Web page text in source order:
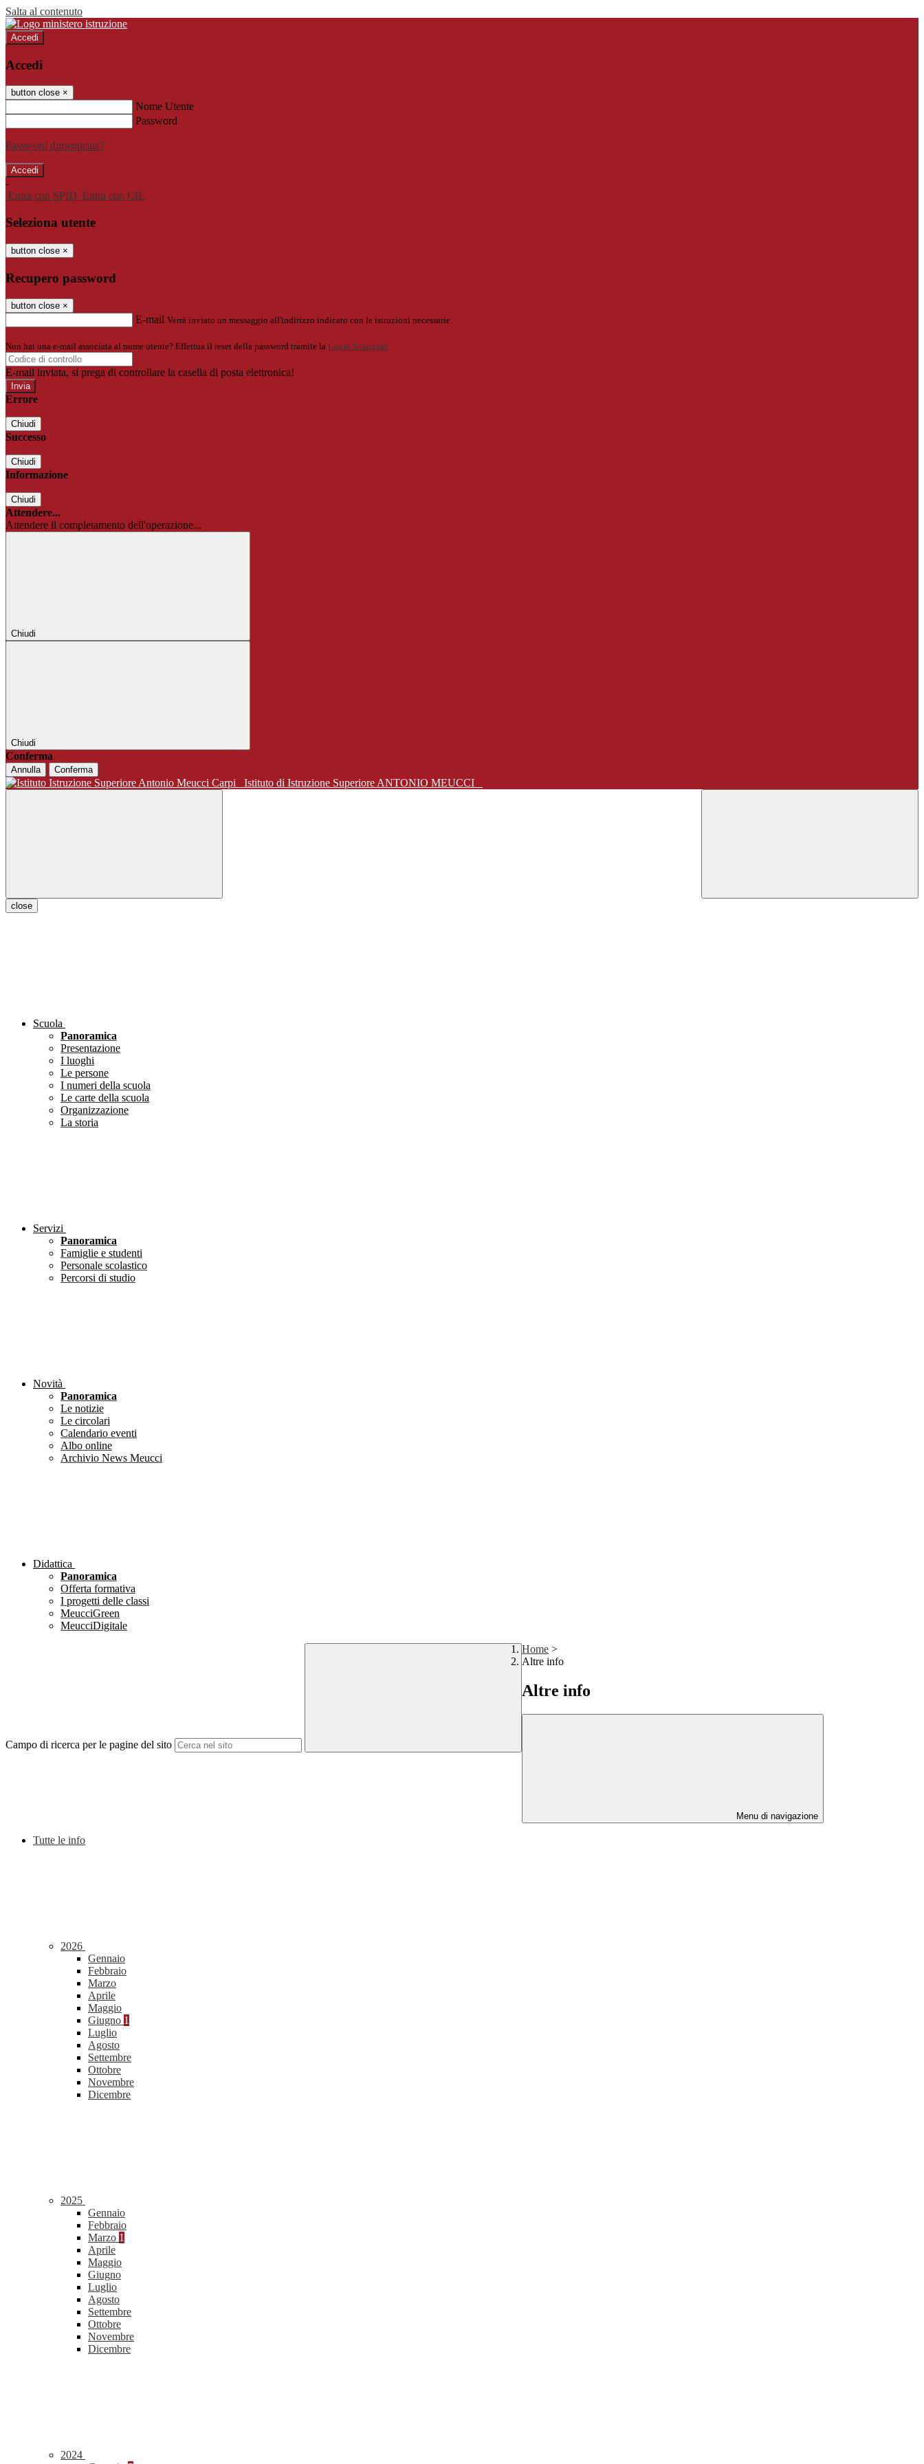
Salta al contenuto
Accedi
Accedi
button close ×
Nome Utente
Password
Password dimenticata?
-
Entra con SPID Entra con CIE
Seleziona utente
button close ×
Recupero password
button close ×
E-mail Verrà inviato un messaggio all'indirizzo indicato con le istruzioni necessarie.
Non hai una e-mail associata al nome utente? Effettua il reset della password tramite la Login Spaggiari
E-mail inviata, si prega di controllare la casella di posta elettronica!
Errore
Chiudi
Successo
Chiudi
Informazione
Chiudi
Attendere...
Attendere il completamento dell'operazione...
Chiudi
Chiudi
Conferma
Annulla Conferma
Istituto di Istruzione Superiore ANTONIO MEUCCI
close
Scuola
Panoramica
Presentazione
I luoghi
Le persone
I numeri della scuola
Le carte della scuola
Organizzazione
La storia
Servizi
Panoramica
Famiglie e studenti
Personale scolastico
Percorsi di studio
Novità
Panoramica
Le notizie
Le circolari
Calendario eventi
Albo online
Archivio News Meucci
Didattica
Panoramica
Offerta formativa
I progetti delle classi
MeucciGreen
MeucciDigitale
Campo di ricerca per le pagine del sito
Home >
Altre info
Altre info
Menu di navigazione
Tutte le info
2026
Gennaio
Febbraio
Marzo
Aprile
Maggio
Giugno 1
Luglio
Agosto
Settembre
Ottobre
Novembre
Dicembre
2025
Gennaio
Febbraio
Marzo 1
Aprile
Maggio
Giugno
Luglio
Agosto
Settembre
Ottobre
Novembre
Dicembre
2024